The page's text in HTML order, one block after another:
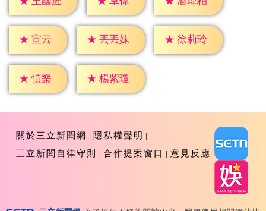
★ 宣云 ★ 丟丟妹 ★ 徐莉玲
★ 愷樂 ★ 楊紫瓊
關於三立新聞網
隱私權聲明
三立新聞自律守則
合作提案窗口 意見反應